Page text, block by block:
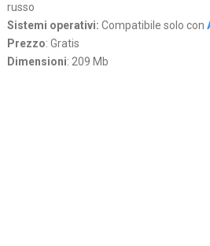
russo
Sistemi operativi: Compatibile solo con
Prezzo: Gratis
Dimensioni: 209 Mb